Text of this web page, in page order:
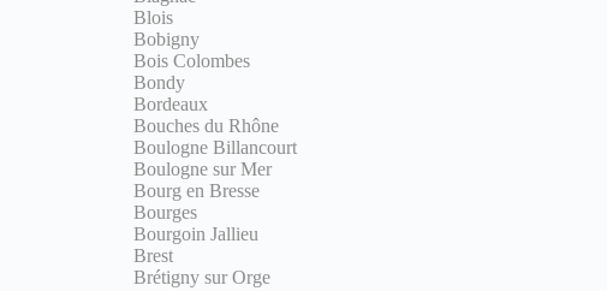
Blois
Bobigny
Bois Colombes
Bondy
Bordeaux
Bouches du Rhône
Boulogne Billancourt
Boulogne sur Mer
Bourg en Bresse
Bourges
Bourgoin Jallieu
Brest
Brétigny sur Orge